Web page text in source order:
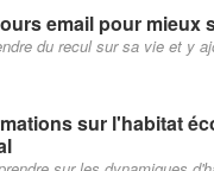
email pour mieux
du recul sur sa vie et y
sur l'habitat